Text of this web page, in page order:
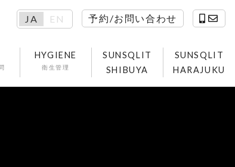
JA EN 予約/お問い合わせ
HYGIENE
衛生管理
SUNSQLIT
SHIBUYA
SUNSQLIT
HARAJUKU